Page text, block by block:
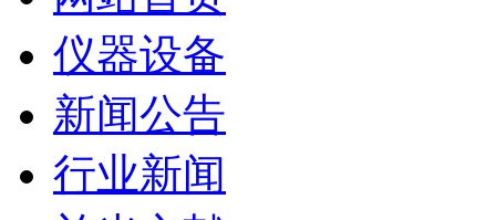
仪器设备
新闻公告
行业新闻